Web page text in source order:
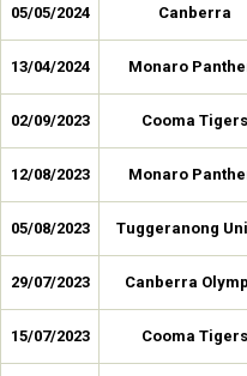
05/05/2024 Canberra
13/04/2024 Monaro
02/09/2023 Cooma Tigers
12/08/2023 Monaro
05/08/2023 Tuggeranong
29/07/2023 Canberra
15/07/2023 Cooma Tigers